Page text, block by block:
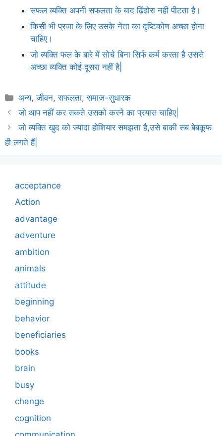
सफल व्यक्ति अपनी सफलता के बाद ढिंढोरा नही पीटता है।
किसी भी प्रजा के लिए उसके नेता का दृष्टिकोण अच्छा होना
चाहिए।
जो व्यक्ति फल के बारे में सोचे बिना सिर्फ कर्म करता है उससे
अच्छा व्यक्ति कोई दूसरा नहीं है|
Categories
अन्य,जीवन,सफलता,समाज-सुधारक
जो आप नहीं कर सकते उसको करने का प्रयास चाहिए|
जो व्यक्ति खुद को ज्यादा होशियार समझता है,उसे बाकी सब बेबकूफ
ही लगते हैं|
acceptance
Action
advantage
adventure
ambition
animals
attitude
beginning
behavior
beneficiaries
books
brain
busy
change
cognition